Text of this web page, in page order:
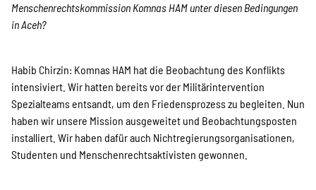
Newsletter abonnieren
SPENDEN
Über uns
Menschenrechtskommission Komnas HAM unter diesen Bedingungen
in Aceh?
Habib Chirzin: Komnas HAM hat die Beobachtung des Konflikts
intensiviert. Wir hatten bereits vor der Militärintervention
Spezialteams entsandt, um den Friedensprozess zu begleiten. Nun
haben wir unsere Mission ausgeweitet und Beobachtungsposten
installiert. Wir haben dafür auch Nichtregierungsorganisationen,
Studenten und Menschenrechtsaktivisten gewonnen.